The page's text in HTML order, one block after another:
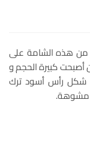
من هذه الشامة على
كبيرة الحجم و
شكل رأس أسود ترك
مشوهة.